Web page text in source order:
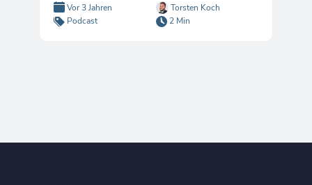
Vor 3 Jahren
Torsten Koch
Podcast
2 Min